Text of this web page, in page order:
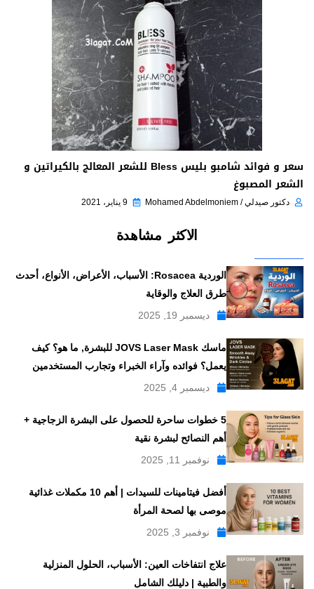
سعر و فوائد شامبو بليس Bless للشعر المعالج بالكيراتين و
الشعر المصبوغ
دكتور صيدلي / Mohamed Abdelmoniem 9 يناير، 2021
الاكثر مشاهدة
الوردية Rosacea: الأسباب، الأعراض، الأنواع، أحدث
طرق العلاج والوقاية
ديسمبر 19, 2025
ماسك JOVS Laser Mask للبشرة, ما هو؟ كيف
يعمل؟ فوائده وآراء الخبراء وتجارب المستخدمين
ديسمبر 4, 2025
5 خطوات ساحرة للحصول على البشرة الزجاجية +
أهم النصائح لبشرة نقية
نوفمبر 11, 2025
أفضل فيتامينات للسيدات | أهم 10 مكملات غذائية
موصى بها لصحة المرأة
نوفمبر 3, 2025
علاج انتفاخات العين: الأسباب، الحلول المنزلية
والطبية | دليلك الشامل